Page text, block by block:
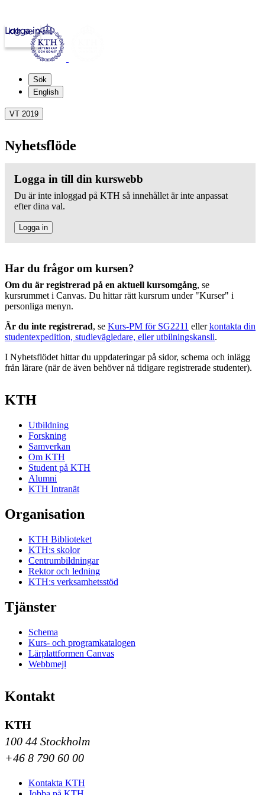
kth.se
Logga in
Sök
English
VT 2019
Nyhetsflöde
Logga in till din kurswebb
Du är inte inloggad på KTH så innehållet är inte anpassat
efter dina val.
Logga in
Har du frågor om kursen?
Om du är registrerad på en aktuell kursomgång, se
kursrummet i Canvas. Du hittar rätt kursrum under "Kurser" i
personliga menyn.
Är du inte registrerad, se Kurs-PM för SG2211 ellerkontakta din
studentexpedition, studievägledare, eller utbilningskansli.
I Nyhetsflödet hittar du uppdateringar på sidor, schema och inlägg
från lärare (när de även behöver nå tidigare registrerade studenter).
KTH
Utbildning
Forskning
Samverkan
Om KTH
Student på KTH
Alumni
KTH Intranät
Organisation
KTH Biblioteket
KTH:s skolor
Centrumbildningar
Rektor och ledning
KTH:s verksamhetsstöd
Tjänster
Schema
Kurs- och programkatalogen
Lärplattformen Canvas
Webbmejl
Kontakt
KTH
100 44 Stockholm
+46 8 790 60 00
Kontakta KTH